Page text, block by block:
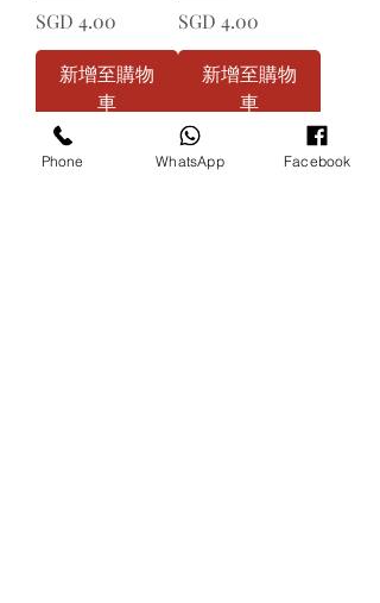
價格
SGD 4.00
新增至購物
車
價格
SGD 4.00
新增至購物
車
Phone WhatsApp Facebook